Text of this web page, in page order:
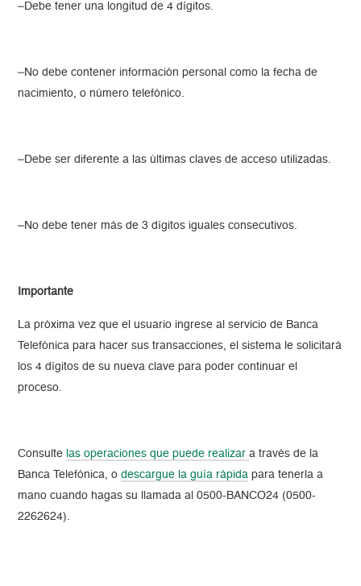
–Debe tener una longitud de 4 dígitos.
–No debe contener información personal como la fecha de
nacimiento, o número telefónico.
–Debe ser diferente a las últimas claves de acceso utilizadas.
–No debe tener más de 3 dígitos iguales consecutivos.
Importante
La próxima vez que el usuario ingrese al servicio de Banca
Telefónica para hacer sus transacciones, el sistema le solicitará
los 4 dígitos de su nueva clave para poder continuar el
proceso.
Consulte las operaciones que puede realizara través de la
Banca Telefónica, odescargue la guía rápida para tenerla a
mano cuando hagas su llamada al 0500-BANCO24 (0500-
2262624).